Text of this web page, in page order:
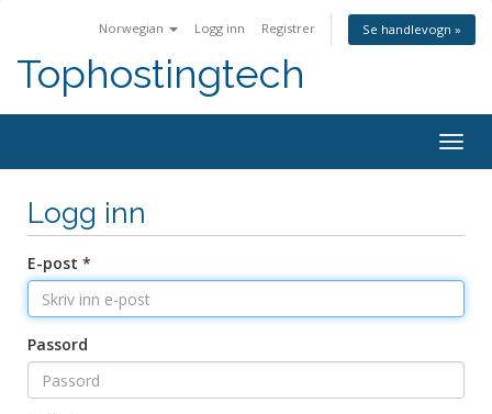
Norwegian Logg inn Registrer Se handlevogn »
Tophostingtech
Bytt
Logg inn
E-post *
Passord